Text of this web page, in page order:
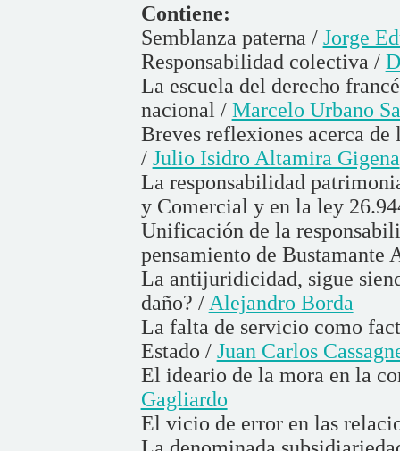
Contiene:
Semblanza paterna / Jorge
Responsabilidad colectiva /
La escuela del derecho
nacional / Marcelo Urbano
Breves reflexiones acerca
/ Julio Isidro Altamira Gigena
La responsabilidad
y Comercial y en la ley
Unificación de la
pensamiento de Bustamante
La antijuridicidad, sigue
daño? / Alejandro Borda
La falta de servicio como
Estado / Juan Carlos
El ideario de la mora en la
Gagliardo
El vicio de error en las